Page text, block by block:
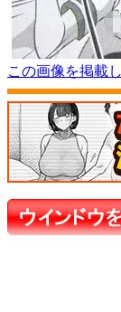
この画像を掲載